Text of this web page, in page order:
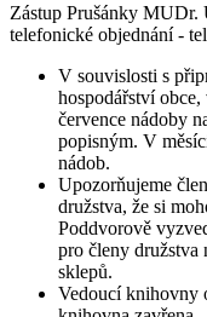
Zástup Prušánky MUDr.
telefonické objednání -
V souvislosti s
hospodářství obce,
července nádoby
popisným. V
nádob.
Upozorňujeme
družstva, že si
Poddvorově
pro členy družstva
sklepů.
Vedoucí knihovny